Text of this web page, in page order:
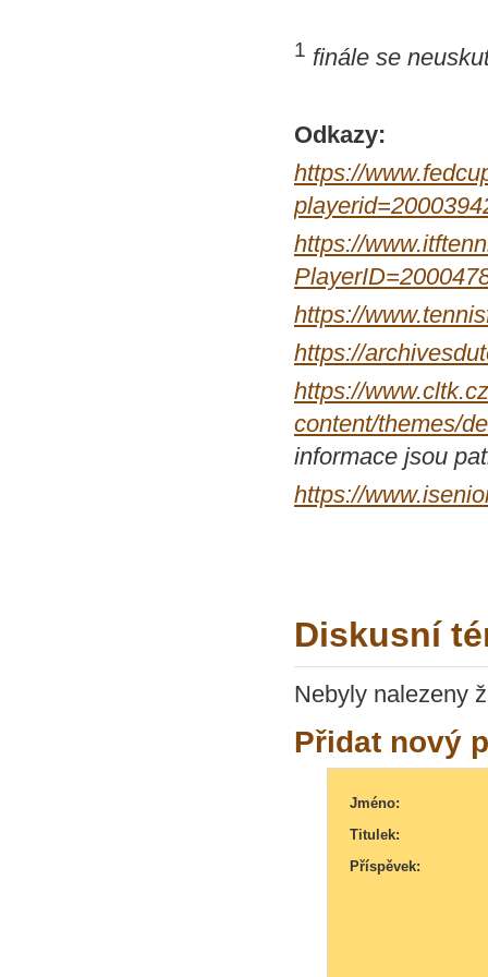
1 finále se
Odkazy:
https://
https://
https://
https://
https://
content/themes/
informace jsou
https://
Diskusní
Nebyly nalezeny
Přidat nový
Jméno:
Titulek:
Příspěvek: